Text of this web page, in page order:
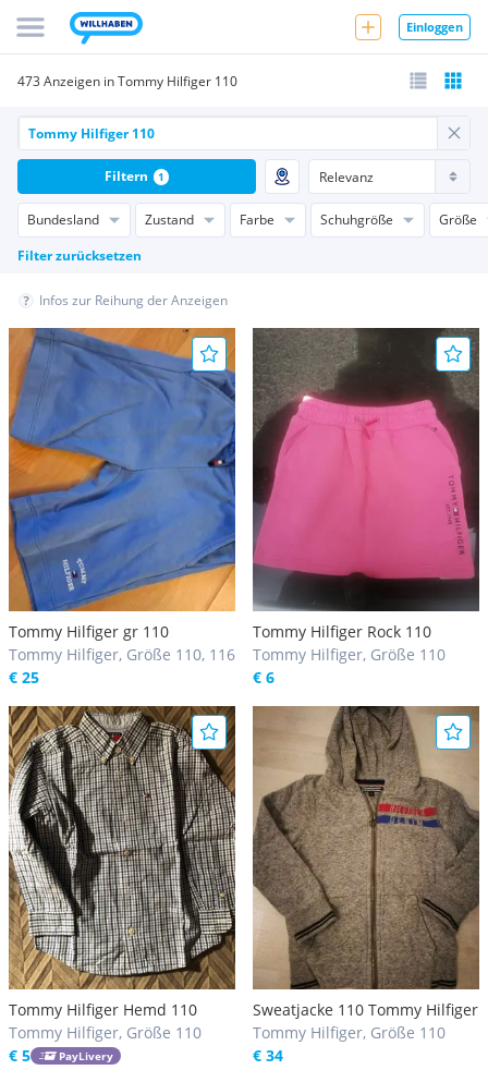
Einloggen
473 Anzeigen in Tommy Hilfiger 110
Bundesland Zustand Farbe Schuhgröße
Größe
Filter zurücksetzen
Filtern 1
Infos zur Reihung der Anzeigen
Tommy Hilfiger gr 110
Tommy Hilfiger, Größe 110, 116
€ 25
Tommy Hilfiger Rock 110
Tommy Hilfiger, Größe 110
€ 6
Tommy Hilfiger Hemd 110
Tommy Hilfiger, Größe 110
€ 5
PayLivery
Sweatjacke 110 Tommy Hilfiger
Tommy Hilfiger, Größe 110
€ 34